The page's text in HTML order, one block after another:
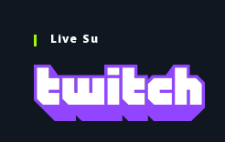
Live Su